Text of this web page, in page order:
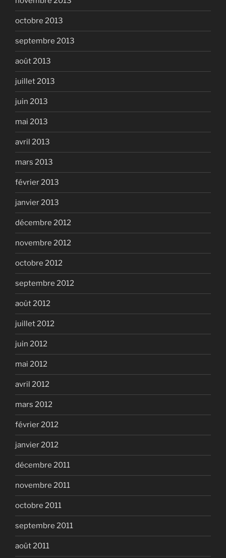
octobre 2013
septembre 2013
août 2013
juillet 2013
juin 2013
mai 2013
avril 2013
mars 2013
février 2013
janvier 2013
décembre 2012
novembre 2012
octobre 2012
septembre 2012
août 2012
juillet 2012
juin 2012
mai 2012
avril 2012
mars 2012
février 2012
janvier 2012
décembre 2011
novembre 2011
octobre 2011
septembre 2011
août 2011